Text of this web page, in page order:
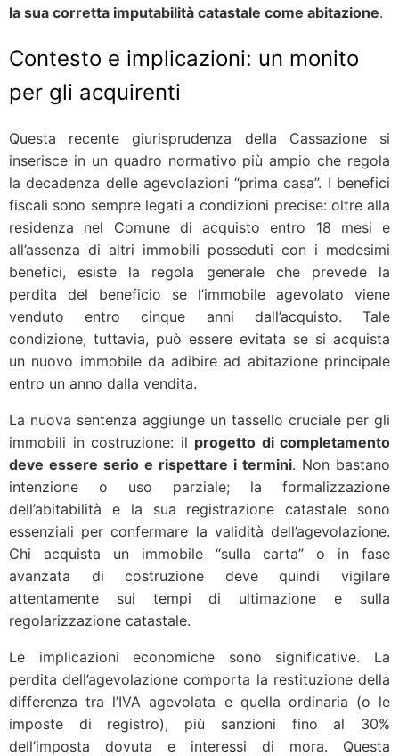
la sua corretta imputabilità catastale come abitazione.
Contesto e implicazioni: un monito
per gli acquirenti
Questa recente giurisprudenza della Cassazione si
inserisce in un quadro normativo più ampio che regola
la decadenza delle agevolazioni “prima casa”. I benefici
fiscali sono sempre legati a condizioni precise: oltre alla
residenza nel Comune di acquisto entro 18 mesi e
all’assenza di altri immobili posseduti con i medesimi
benefici, esiste la regola generale che prevede la
perdita del beneficio se l’immobile agevolato viene
venduto entro cinque anni dall’acquisto. Tale
condizione, tuttavia, può essere evitata se si acquista
un nuovo immobile da adibire ad abitazione principale
entro un anno dalla vendita.
La nuova sentenza aggiunge un tassello cruciale per gli
immobili in costruzione: il progetto di completamento
deve essere serio e rispettare i termini. Non bastano
intenzione o uso parziale; la formalizzazione
dell’abitabilità e la sua registrazione catastale sono
essenziali per confermare la validità dell’agevolazione.
Chi acquista un immobile “sulla carta” o in fase
avanzata di costruzione deve quindi vigilare
attentamente sui tempi di ultimazione e sulla
regolarizzazione catastale.
Le implicazioni economiche sono significative. La
perdita dell’agevolazione comporta la restituzione della
differenza tra l’IVA agevolata e quella ordinaria (o le
imposte di registro), più sanzioni fino al 30%
dell’imposta dovuta e interessi di mora. Questa